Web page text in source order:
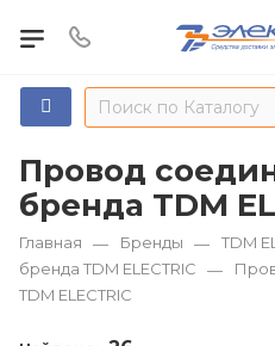
Провод
бренда TDM
Главная — Бренды — TDM
бренда TDM ЕLECTRIC
—
TDM ЕLECTRIC